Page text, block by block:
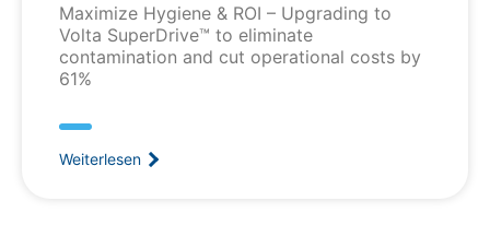
Maximize Hygiene & ROI – Upgrading to
Volta SuperDrive™ to eliminate
contamination and cut operational costs by
61%
Weiterlesen